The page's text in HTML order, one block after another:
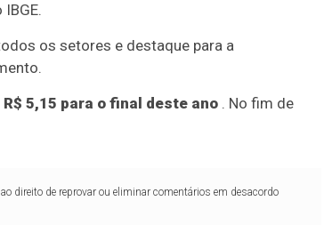
os setores e destaque para a
5,15 para o final deste ano . No fim de
direito de reprovar ou eliminar comentários em desacordo